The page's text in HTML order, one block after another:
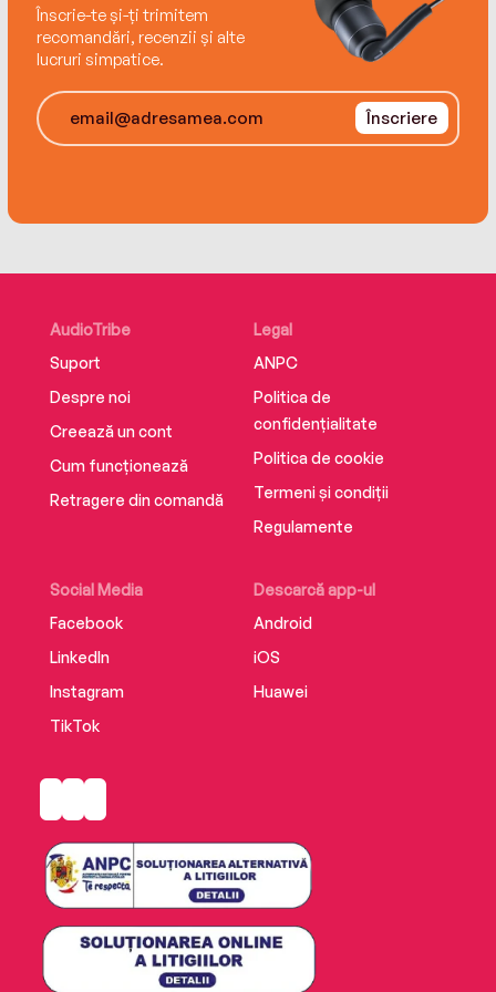
Înscrie-te și-ți trimitem
recomandări, recenzii și alte
lucruri simpatice.
Înscriere
AudioTribe
Suport
Despre noi
Creează un cont
Cum funcționează
Retragere din comandă
Social Media
Facebook
LinkedIn
Instagram
TikTok
Descarcă app-ul
Android
iOS
Huawei
Legal
ANPC
Politica de
confidențialitate
Politica de cookie
Termeni și condiții
Regulamente